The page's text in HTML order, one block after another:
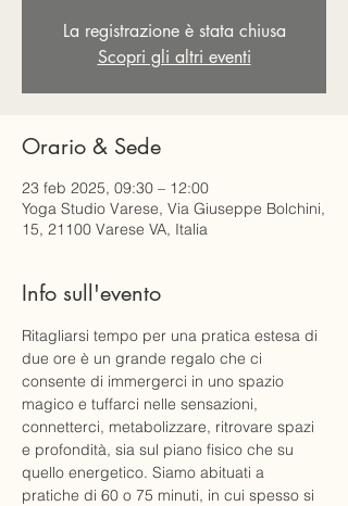
La registrazione è stata chiusa
Scopri gli altri eventi
Orario & Sede
23 feb 2025, 09:30 – 12:00
Yoga Studio Varese, Via Giuseppe Bolchini,
15, 21100 Varese VA, Italia
Info sull'evento
Ritagliarsi tempo per una pratica estesa di
due ore è un grande regalo che ci
consente di immergerci in uno spazio
magico e tuffarci nelle sensazioni,
connetterci, metabolizzare, ritrovare spazi
e profondità, sia sul piano fisico che su
quello energetico. Siamo abituati a
pratiche di 60 o 75 minuti, in cui spesso si